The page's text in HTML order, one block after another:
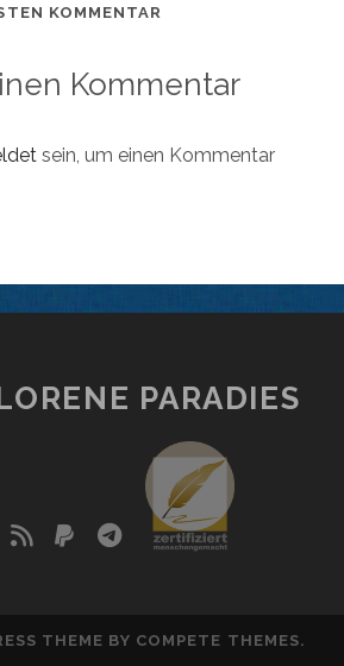
KOMMENTAR
Kommentar
sein, um einen Kommentar
PARADIES
rss paypaltelegram
THEME BY COMPETE THEMES.